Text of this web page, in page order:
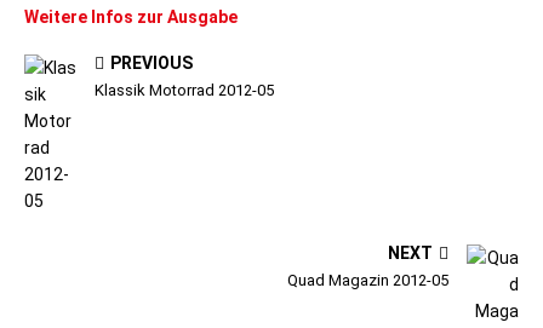
Weitere Infos zur Ausgabe
PREVIOUS
Klassik Motorrad 2012-05
NEXT
Quad Magazin 2012-05